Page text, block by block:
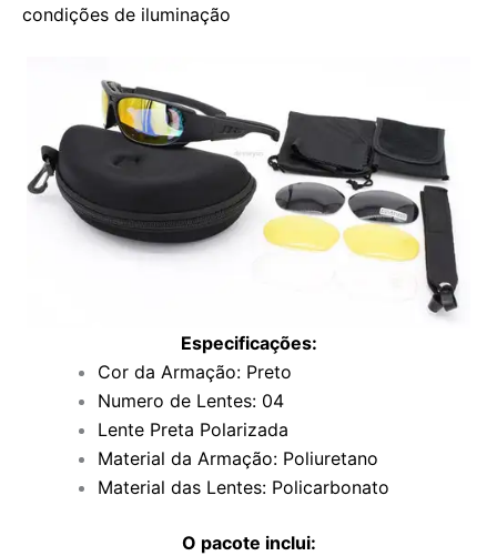
condições de iluminação
Especificações:
Cor da Armação: Preto
Numero de Lentes: 04
Lente Preta Polarizada
Material da Armação: Poliuretano
Material das Lentes: Policarbonato
O pacote inclui: